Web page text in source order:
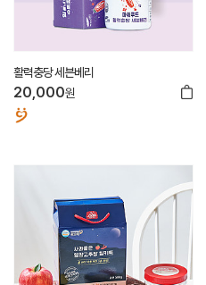
활력충당 세븐베리
20,000원